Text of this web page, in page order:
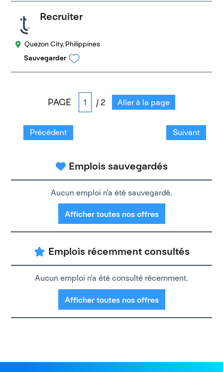
Recruiter
Quezon City, Philippines
Sauvegarder
PAGE / 2 Aller à la page
Précédent Suivant
Emplois sauvegardés
Aucun emploi n'a été sauvegardé.
Afficher toutes nos offres
Emplois récemment consultés
Aucun emploi n'a été consulté récemment.
Afficher toutes nos offres